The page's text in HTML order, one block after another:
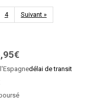
4 Suivant »
délai de transit